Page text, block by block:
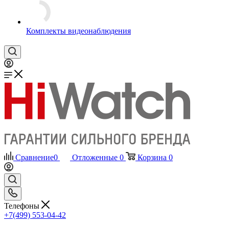
Комплекты видеонаблюдения
Сравнение0 Отложенные 0 Корзина 0
Телефоны
+7(499) 553-04-42